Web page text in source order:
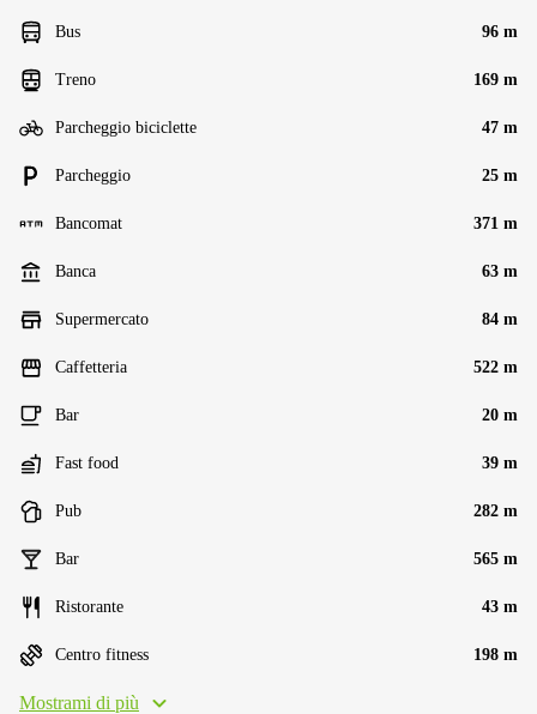
Bus 96 m
Treno 169 m
Parcheggio biciclette 47 m
Parcheggio 25 m
Bancomat 371 m
Banca 63 m
Supermercato 84 m
Caffetteria 522 m
Bar 20 m
Fast food 39 m
Pub 282 m
Bar 565 m
Ristorante 43 m
Centro fitness 198 m
Mostrami di più